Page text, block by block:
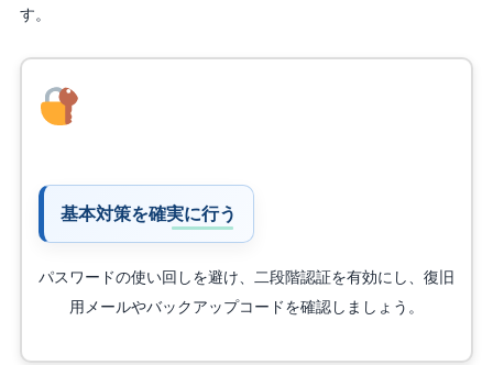
す。
基本対策を確実に行う
パスワードの使い回しを避け、二段階認証を有効にし、復旧
用メールやバックアップコードを確認しましょう。